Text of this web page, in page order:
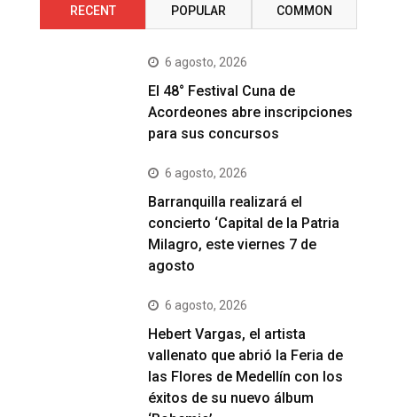
RECENT POPULAR COMMON
6 agosto, 2026
El 48° Festival Cuna de
Acordeones abre inscripciones
para sus concursos
6 agosto, 2026
Barranquilla realizará el
concierto ‘Capital de la Patria
Milagro, este viernes 7 de
agosto
6 agosto, 2026
Hebert Vargas, el artista
vallenato que abrió la Feria de
las Flores de Medellín con los
éxitos de su nuevo álbum